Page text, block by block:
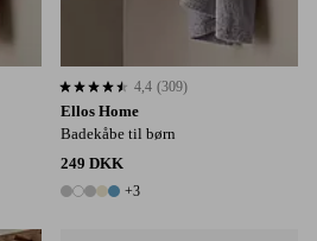
Ellos Home
Badekåbe til børn
249 DKK
8 farver
+3
4,4 baseret på 309 bedømmelser
4,4 (309)